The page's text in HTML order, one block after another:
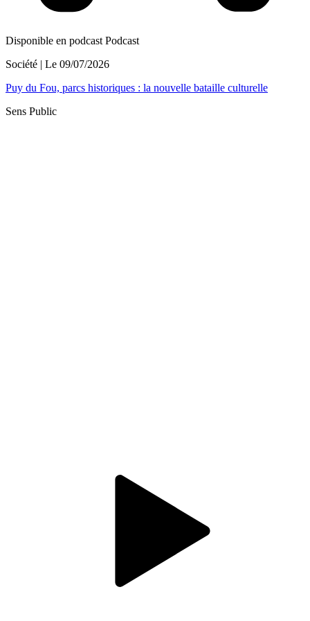
Disponible en podcast Podcast
Société | Le 09/07/2026
Puy du Fou, parcs historiques : la nouvelle bataille culturelle
Sens Public